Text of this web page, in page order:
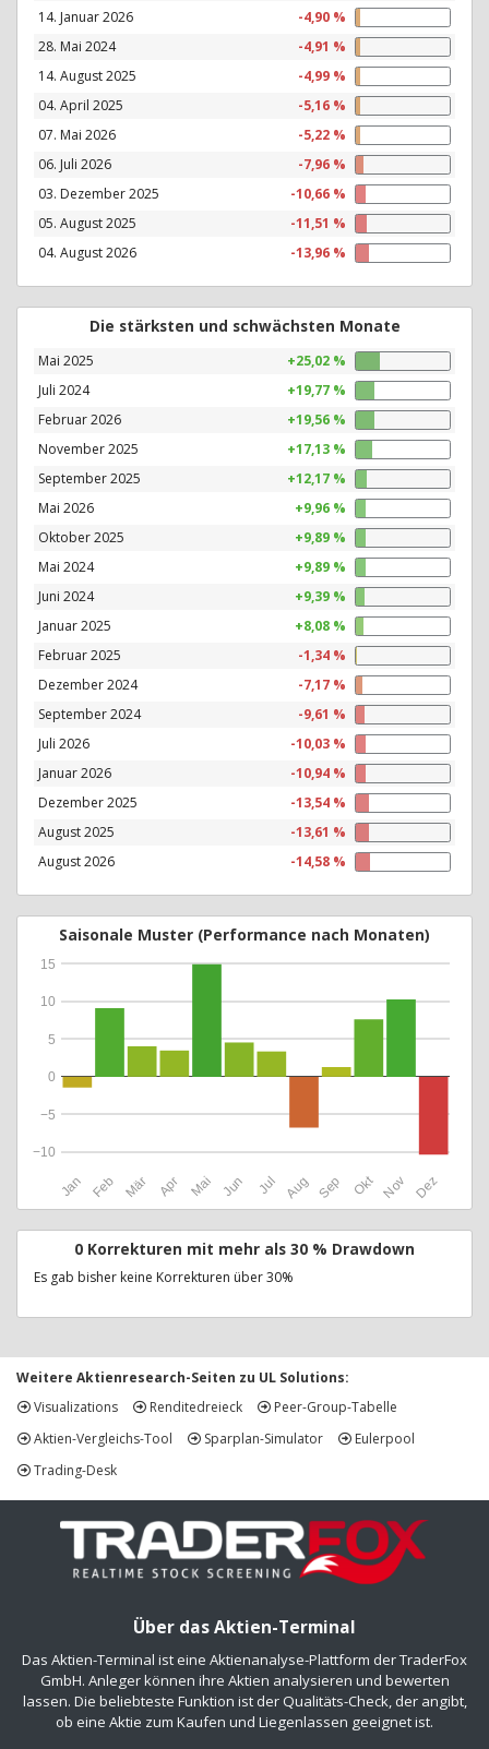
14. Januar 2026
-4,90 %
28. Mai 2024
-4,91 %
14. August 2025
-4,99 %
04. April 2025
-5,16 %
07. Mai 2026
-5,22 %
06. Juli 2026
-7,96 %
03. Dezember 2025
-10,66 %
05. August 2025
-11,51 %
04. August 2026
-13,96 %
Die stärksten und schwächsten Monate
Mai 2025
+25,02 %
Juli 2024
+19,77 %
Februar 2026
+19,56 %
November 2025
+17,13 %
September 2025
+12,17 %
Mai 2026
+9,96 %
Oktober 2025
+9,89 %
Mai 2024
+9,89 %
Juni 2024
+9,39 %
Januar 2025
+8,08 %
Februar 2025
-1,34 %
Dezember 2024
-7,17 %
September 2024
-9,61 %
Juli 2026
-10,03 %
Januar 2026
-10,94 %
Dezember 2025
-13,54 %
August 2025
-13,61 %
August 2026
-14,58 %
Saisonale Muster (Performance nach Monaten)
Jan Feb Mär Apr Mai Jun Jul Aug Sep Okt Nov Dez
−10
−5
0
5
10
15
0 Korrekturen mit mehr als 30 % Drawdown
Es gab bisher keine Korrekturen über 30%
Weitere Aktienresearch-Seiten zu UL Solutions:
Visualizations
Renditedreieck
Peer-Group-Tabelle
Aktien-Vergleichs-Tool
Sparplan-Simulator
Eulerpool
Trading-Desk
Über das Aktien-Terminal
Das Aktien-Terminal ist eine Aktienanalyse-Plattform der TraderFox
GmbH. Anleger können ihre Aktien analysieren und bewerten
lassen. Die beliebteste Funktion ist der Qualitäts-Check, der angibt,
ob eine Aktie zum Kaufen und Liegenlassen geeignet ist.